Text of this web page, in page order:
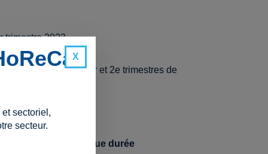
trimestre 2023
au cours des 1er et 2e trimestres de
des malades de longue durée
sectoriel,
secteur.